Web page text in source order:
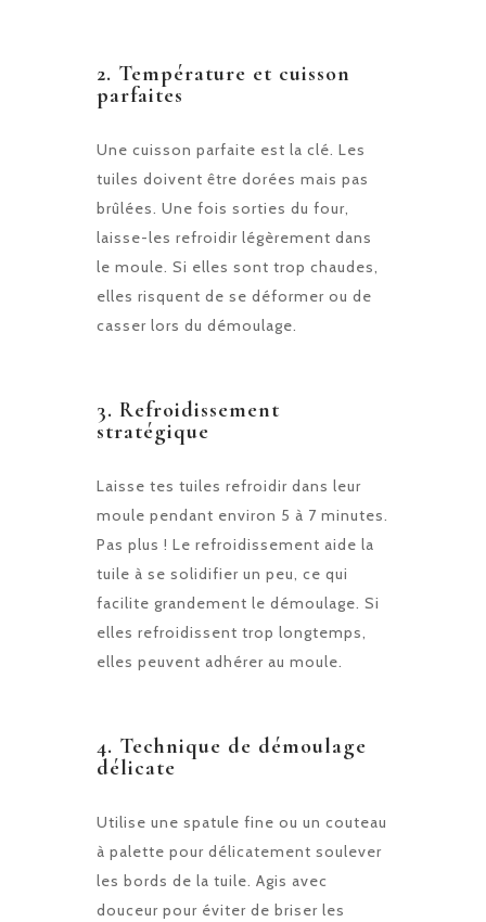
2. Température et cuisson
parfaites
Une cuisson parfaite est la clé. Les
tuiles doivent être dorées mais pas
brûlées. Une fois sorties du four,
laisse-les refroidir légèrement dans
le moule. Si elles sont trop chaudes,
elles risquent de se déformer ou de
casser lors du démoulage.
3. Refroidissement
stratégique
Laisse tes tuiles refroidir dans leur
moule pendant environ 5 à 7 minutes.
Pas plus ! Le refroidissement aide la
tuile à se solidifier un peu, ce qui
facilite grandement le démoulage. Si
elles refroidissent trop longtemps,
elles peuvent adhérer au moule.
4. Technique de démoulage
délicate
Utilise une spatule fine ou un couteau
à palette pour délicatement soulever
les bords de la tuile. Agis avec
douceur pour éviter de briser les